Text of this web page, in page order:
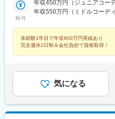
UIターン可能・初期費用会社
勤手当あり（1回200円）
給与
年収450万円（ジュニアコー
年収550万円（ミドルコーデ
未経験1年目で年収600万円実績あり
完全週休2日制＆会社負担で資格取得！
気になる